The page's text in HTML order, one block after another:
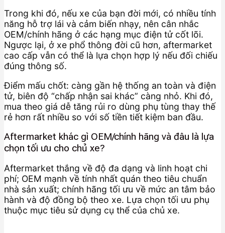
Trong khi đó, nếu xe của bạn đời mới, có nhiều tính
năng hỗ trợ lái và cảm biến nhạy, nên cân nhắc
OEM/chính hãng ở các hạng mục điện tử cốt lõi.
Ngược lại, ở xe phổ thông đời cũ hơn, aftermarket
cao cấp vẫn có thể là lựa chọn hợp lý nếu đối chiếu
đúng thông số.
Điểm mấu chốt: càng gần hệ thống an toàn và điện
tử, biên độ “chấp nhận sai khác” càng nhỏ. Khi đó,
mua theo giá dễ tăng rủi ro dùng phụ tùng thay thế
rẻ hơn rất nhiều so với số tiền tiết kiệm ban đầu.
Aftermarket khác gì OEM/chính hãng và đâu là lựa
chọn tối ưu cho chủ xe?
Aftermarket thắng về độ đa dạng và linh hoạt chi
phí; OEM mạnh về tính nhất quán theo tiêu chuẩn
nhà sản xuất; chính hãng tối ưu về mức an tâm bảo
hành và độ đồng bộ theo xe. Lựa chọn tối ưu phụ
thuộc mục tiêu sử dụng cụ thể của chủ xe.